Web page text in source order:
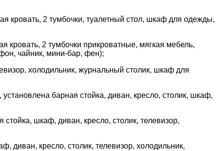
кровать, 2 тумбочки, туалетный стол, шкаф для одежды,
кровать, 2 тумбочки прикроватные, мягкая мебель,
чайник, мини-бар, фен);
холодильник, журнальный столик, шкаф для
барная стойка, диван, кресло, столик, шкаф,
шкаф, диван, кресло, столик, телевизор,
диван, кресло, столик, телевизор, холодильник,